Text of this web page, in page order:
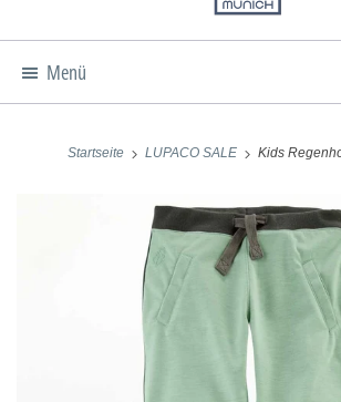
Menü
Startseite LUPACO SALE Kids